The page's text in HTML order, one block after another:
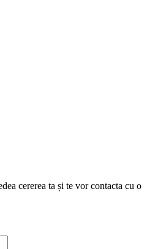
cererea ta și te vor contacta cu o